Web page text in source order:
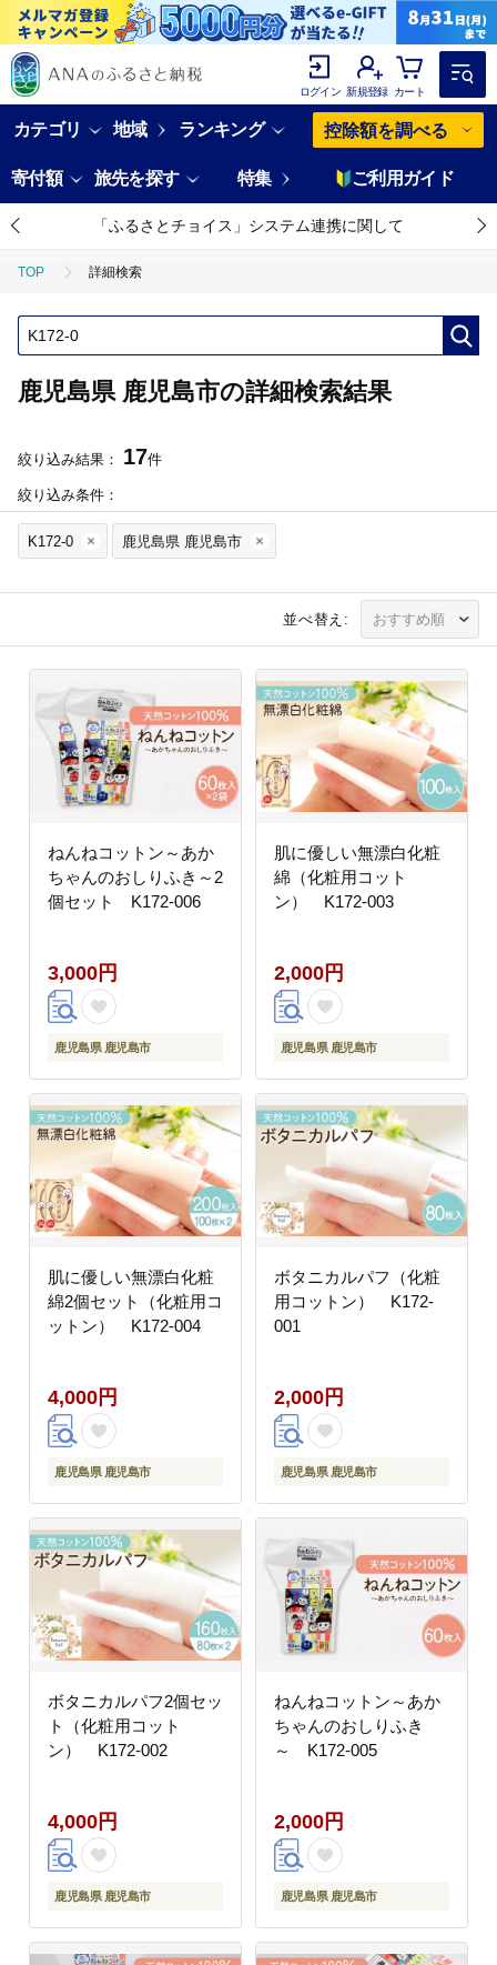
ログイン 新規登録 カート
カテゴリ 地域 ランキング 控除額を調べる
寄付額 旅先を探す 特集 ご利用ガイド
「ふるさとチョイス」システム連携に関して
TOP 詳細検索
鹿児島県 鹿児島市の詳細検索結果
絞り込み結果： 17件
絞り込み条件：
K172-0 鹿児島県 鹿児島市
並べ替え:
ねんねコットン～あか
ちゃんのおしりふき～2
個セット K172-006
3,000円
鹿児島県 鹿児島市
肌に優しい無漂白化粧
綿（化粧用コット
ン） K172-003
2,000円
鹿児島県 鹿児島市
肌に優しい無漂白化粧
綿2個セット（化粧用コ
ットン） K172-004
4,000円
鹿児島県 鹿児島市
ボタニカルパフ（化粧
用コットン） K172-
001
2,000円
鹿児島県 鹿児島市
ボタニカルパフ2個セッ
ト（化粧用コット
ン） K172-002
4,000円
鹿児島県 鹿児島市
ねんねコットン～あか
ちゃんのおしりふき
～ K172-005
2,000円
鹿児島県 鹿児島市